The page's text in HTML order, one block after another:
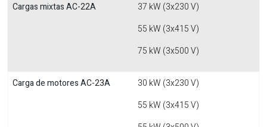
Cargas mixtas AC-22A
37 kW (3x230 V)
55 kW (3x415 V)
75 kW (3x500 V)
Carga de motores AC-23A
30 kW (3x230 V)
55 kW (3x415 V)